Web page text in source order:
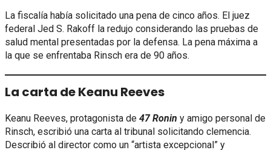
La fiscalía había solicitado una pena de cinco años. El juez
federal Jed S. Rakoff la redujo considerando las pruebas de
salud mental presentadas por la defensa. La pena máxima a
la que se enfrentaba Rinsch era de 90 años.
La carta de Keanu Reeves
Keanu Reeves, protagonista de 47 Ronin y amigo personal de
Rinsch, escribió una carta al tribunal solicitando clemencia.
Describió al director como un “artista excepcional” y